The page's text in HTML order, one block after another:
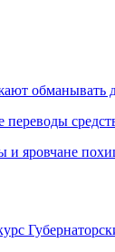
обманывать
и яровчане